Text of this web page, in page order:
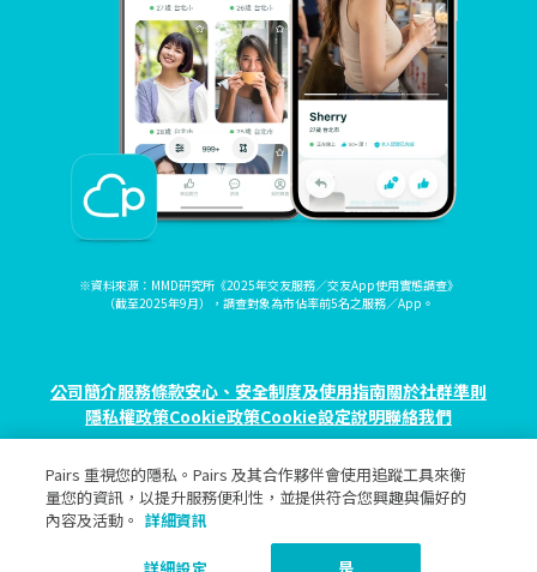
※資料來源：MMD研究所《2025年交友服務／交友App使用實態調查》
（截至2025年9月），調查對象為市佔率前5名之服務／App。
公司簡介服務條款安心、安全制度及使用指南關於社群準則
隱私權政策Cookie政策Cookie設定說明聯絡我們
© eureka, Inc. All rights reserved.
Pairs 重視您的隱私。Pairs 及其合作夥伴會使用追蹤工具來衡
量您的資訊，以提升服務便利性，並提供符合您興趣與偏好的
內容及活動。 詳細資訊